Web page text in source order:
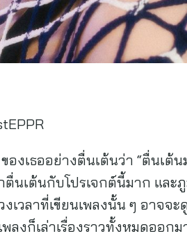
งเธออย่างตื่นเต้นว่า “ตื่นเต้
นเต้นกับโปรเจกต์นี้มาก และ
วลาที่เขียนเพลงนั้น ๆ อาจจะ
ลงก็เล่าเรื่องราวทั้งหมดออก